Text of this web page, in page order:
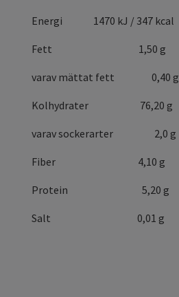
Energi 1470 kJ / 347 kcal
Fett 1,50 g
varav mättat fett 0,40 g
Kolhydrater 76,20 g
varav sockerarter 2,0 g
Fiber 4,10 g
Protein 5,20 g
Salt 0,01 g